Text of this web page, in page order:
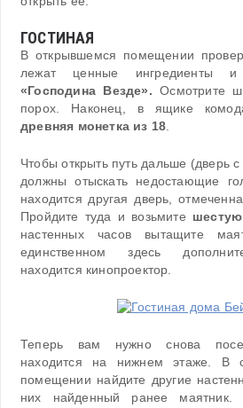
ГОСТИНАЯ
В открывшемся помещении
лежат ценные ингредиенты
«Господина Везде».Осмотрите
порох. Наконец, в ящике
древняя монетка из 18.
Чтобы открыть путь дальше (дверь
должны отыскать недостающие
находится другая дверь,
Пройдите туда и возьмите
настенных часов вытащите
единственном здесь
находится кинопроектор.
Теперь вам нужно снова
находится на нижнем этаже. В
помещении найдите другие
них найденный ранее